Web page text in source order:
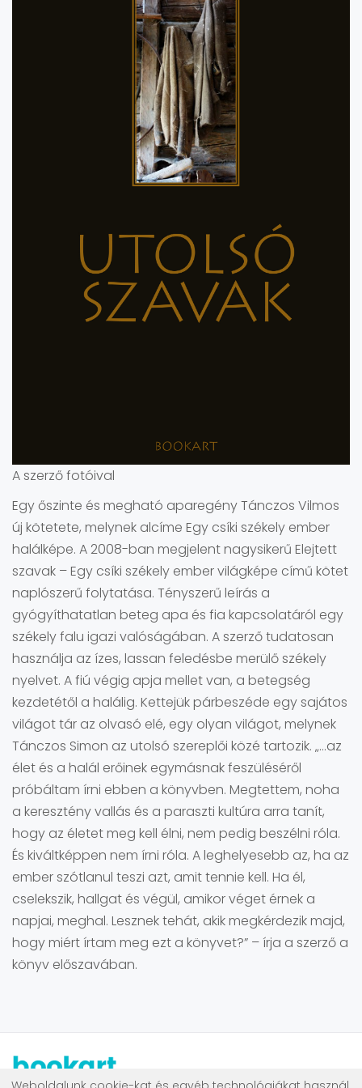
A szerző fotóival
Egy őszinte és megható aparegény Tánczos Vilmos
új kötetete, melynek alcíme Egy csíki székely ember
halálképe. A 2008-ban megjelent nagysikerű Elejtett
szavak – Egy csíki székely ember világképe című kötet
naplószerű folytatása. Tényszerű leírás a
gyógyíthatatlan beteg apa és fia kapcsolatáról egy
székely falu igazi valóságában. A szerző tudatosan
használja az ízes, lassan feledésbe merülő székely
nyelvet. A fiú végig apja mellet van, a betegség
kezdetétől a halálig. Kettejük párbeszéde egy sajátos
világot tár az olvasó elé, egy olyan világot, melynek
Tánczos Simon az utolsó szereplői közé tartozik. „…az
élet és a halál erőinek egymásnak feszüléséről
próbáltam írni ebben a könyvben. Megtettem, noha
a keresztény vallás és a paraszti kultúra arra tanít,
hogy az életet meg kell élni, nem pedig beszélni róla.
És kiváltképpen nem írni róla. A leghelyesebb az, ha az
ember szótlanul teszi azt, amit tennie kell. Ha él,
cselekszik, hallgat és végül, amikor véget érnek a
napjai, meghal. Lesznek tehát, akik megkérdezik majd,
hogy miért írtam meg ezt a könyvet?” – írja a szerző a
könyv előszavában.